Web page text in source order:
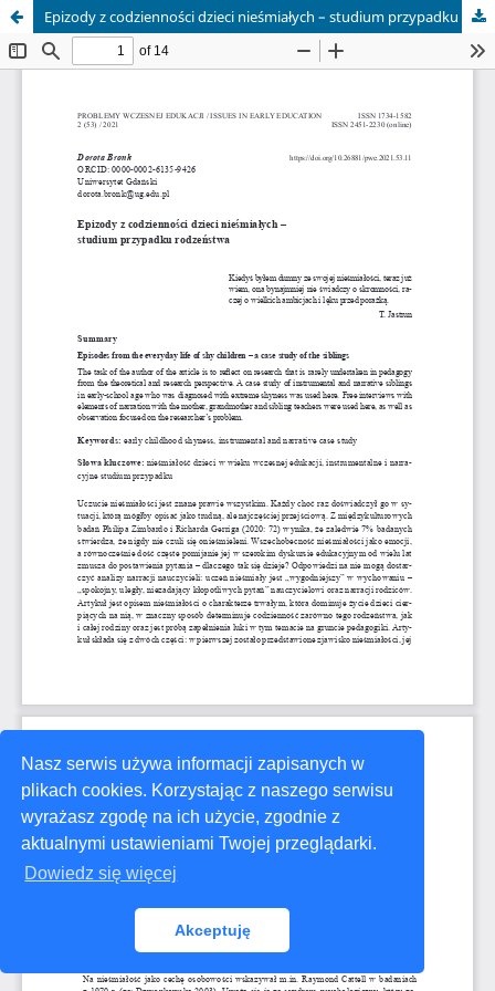
Nasz serwis używa informacji zapisanych w
plikach cookies. Korzystając z naszego serwisu
wyrażasz zgodę na ich użycie, zgodnie z
aktualnymi ustawieniami Twojej przeglądarki.
Dowiedz się więcej
Akceptuję
Epizody z codzienności dzieci nieśmiałych – studium przypadku rodzeństwa